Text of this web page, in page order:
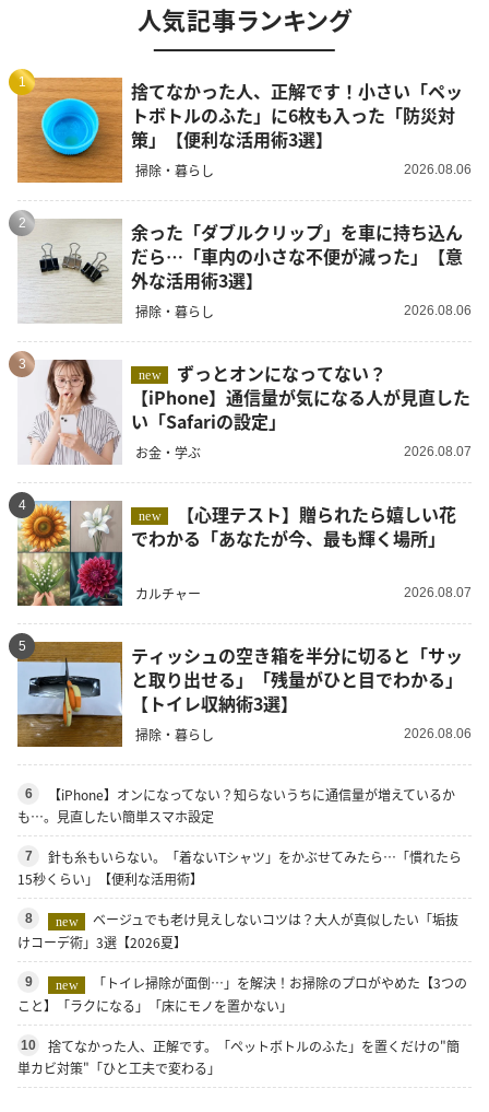
人気記事ランキング
1
捨てなかった人、正解です！小さい「ペッ
トボトルのふた」に6枚も入った「防災対
策」【便利な活用術3選】
掃除・暮らし 2026.08.06
2
余った「ダブルクリップ」を車に持ち込ん
だら…「車内の小さな不便が減った」【意
外な活用術3選】
掃除・暮らし 2026.08.06
3
new
【iPhone】通信量が気になる人が見直した
い「Safariの設定」
お金・学ぶ 2026.08.07
4
new
でわかる「あなたが今、最も輝く場所」
カルチャー 2026.08.07
5
ティッシュの空き箱を半分に切ると「サッ
と取り出せる」「残量がひと目でわかる」
【トイレ収納術3選】
掃除・暮らし 2026.08.06
6
【iPhone】オンになってない？知らないうちに通信量が増えているか
も…。見直したい簡単スマホ設定
7
針も糸もいらない。「着ないTシャツ」をかぶせてみたら…「慣れたら
15秒くらい」【便利な活用術】
8 new
ベージュでも老け見えしないコツは？大人が真似したい「垢抜
けコーデ術」3選【2026夏】
9 new
「トイレ掃除が面倒…」を解決！お掃除のプロがやめた【3つの
こと】「ラクになる」「床にモノを置かない」
10
捨てなかった人、正解です。「ペットボトルのふた」を置くだけの"簡
単カビ対策"「ひと工夫で変わる」